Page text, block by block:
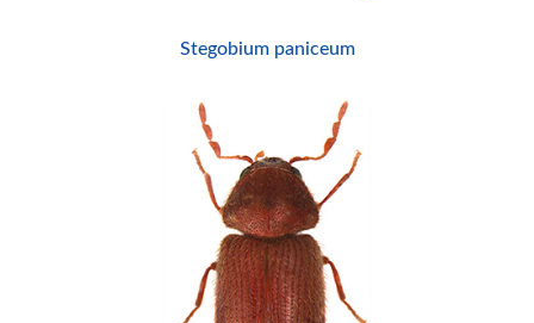
Stegobium paniceum